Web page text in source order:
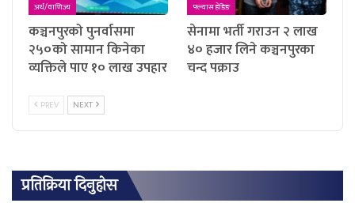
अर्थ/वाणिज्य
कञ्चनपुरको पुनर्वासमा
२५०को सामान किनेका
व्यक्तिले पाए १० लाख उपहार
फ्ल्यास हेडिङ
सेनामा भर्ती गराउन २ लाख
४० हजार लिने कञ्चनपुरका
चन्द पक्राउ
PREV NEXT
प्रतिक्रिया दिनुहोस